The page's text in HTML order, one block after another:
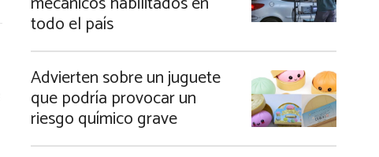
todo el país
Advierten sobre un juguete
que podría provocar un
riesgo químico grave